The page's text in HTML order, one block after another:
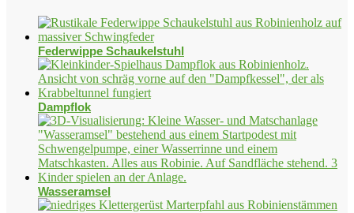
Federwippe Schaukelstuhl
Dampflok
Wasseramsel